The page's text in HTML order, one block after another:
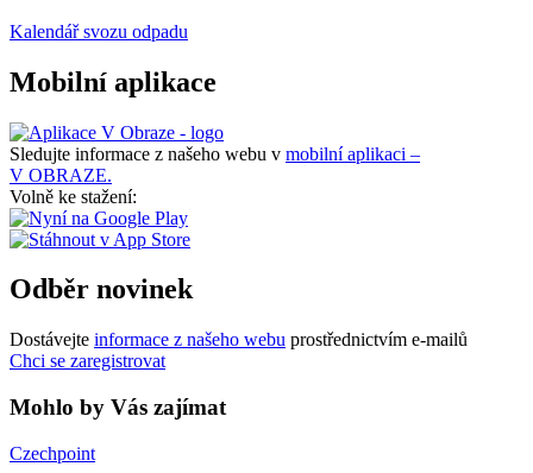
Kalendář svozu odpadu
Mobilní aplikace
Sledujte informace z našeho webu v mobilní aplikaci –
V OBRAZE.
Volně ke stažení:
Odběr novinek
Dostávejte informace z našeho webu prostřednictvím e-mailů
Chci se zaregistrovat
Mohlo by Vás zajímat
Czechpoint